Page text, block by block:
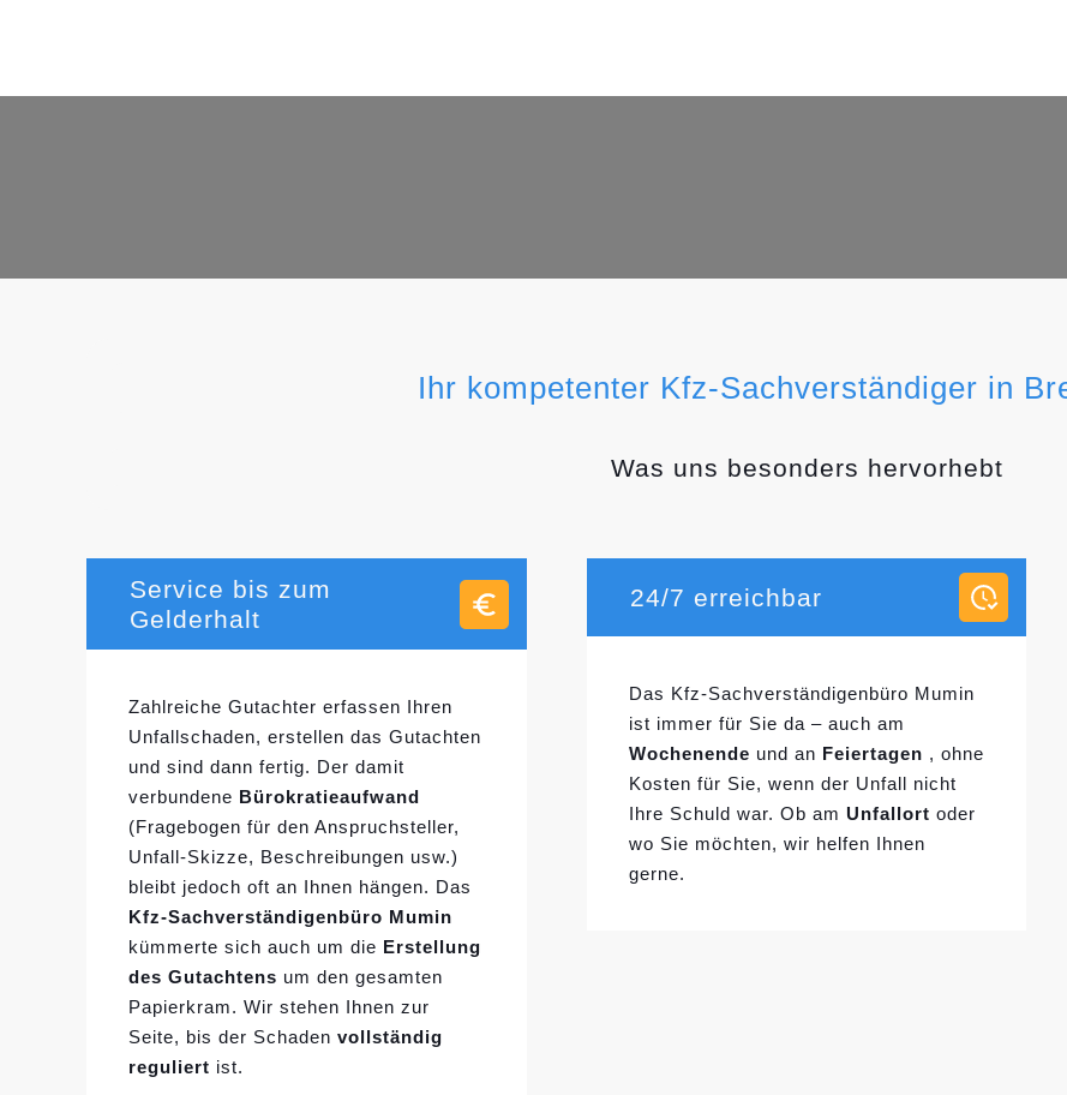
Ihr kompetenter Kfz-Sachverständiger in
Was uns besonders hervorhebt
Service bis zum
Gelderhalt
Zahlreiche Gutachter erfassen Ihren
Unfallschaden, erstellen das Gutachten
und sind dann fertig. Der damit
verbundene Bürokratieaufwand
(Fragebogen für den Anspruchsteller,
Unfall-Skizze, Beschreibungen usw.)
bleibt jedoch oft an Ihnen hängen. Das
Kfz-Sachverständigenbüro Mumin
kümmerte sich auch um die Erstellung
des Gutachtens um den gesamten
Papierkram. Wir stehen Ihnen zur
Seite, bis der Schaden vollständig
reguliert ist.
24/7 erreichbar
Das Kfz-Sachverständigenbüro Mumin
ist immer für Sie da – auch am
Wochenende und an Feiertagen , ohne
Kosten für Sie, wenn der Unfall nicht
Ihre Schuld war. Ob am Unfallort oder
wo Sie möchten, wir helfen Ihnen
gerne.